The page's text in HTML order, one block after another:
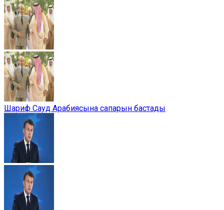
Шариф Сауд Арабиясына сапарын бастады